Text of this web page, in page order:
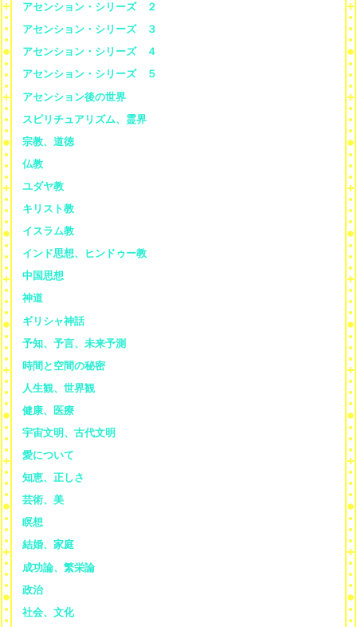
アセンション・シリーズ ２
アセンション・シリーズ ３
アセンション・シリーズ ４
アセンション・シリーズ ５
アセンション後の世界
スピリチュアリズム、霊界
宗教、道徳
仏教
ユダヤ教
キリスト教
イスラム教
インド思想、ヒンドゥー教
中国思想
神道
ギリシャ神話
予知、予言、未来予測
時間と空間の秘密
人生観、世界観
健康、医療
宇宙文明、古代文明
愛について
知恵、正しさ
芸術、美
瞑想
結婚、家庭
成功論、繁栄論
政治
社会、文化